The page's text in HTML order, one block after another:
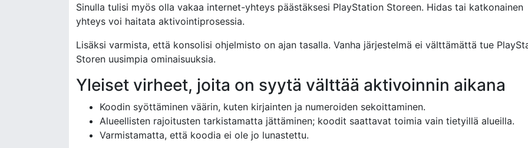
Sinulla tulisi myös olla vakaa internet-yhteys päästäksesi PlayStation Storeen. Hidas tai katkonainen
yhteys voi haitata aktivointiprosessia.
Lisäksi varmista, että konsolisi ohjelmisto on ajan tasalla. Vanha järjestelmä ei välttämättä tue
Storen uusimpia ominaisuuksia.
Yleiset virheet, joita on syytä välttää aktivoinnin aikana
Koodin syöttäminen väärin, kuten kirjainten ja numeroiden sekoittaminen.
Alueellisten rajoitusten tarkistamatta jättäminen; koodit saattavat toimia vain tietyillä alueilla.
Varmistamatta, että koodia ei ole jo lunastettu.